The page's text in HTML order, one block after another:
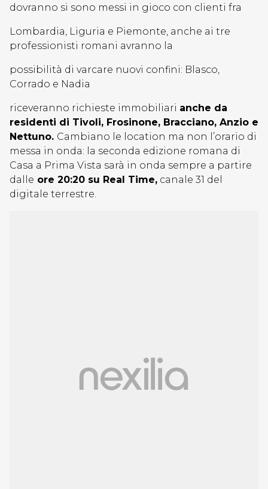
dovranno si sono messi in gioco con clienti fra
Lombardia, Liguria e Piemonte, anche ai tre
professionisti romani avranno la
possibilità di varcare nuovi confini: Blasco,
Corrado e Nadia
riceveranno richieste immobiliari anche da
residenti di Tivoli, Frosinone, Bracciano, Anzio e
Nettuno. Cambiano le location ma non l’orario di
messa in onda: la seconda edizione romana di
Casa a Prima Vista sarà in onda sempre a partire
dalle ore 20:20 su Real Time, canale 31 del
digitale terrestre.